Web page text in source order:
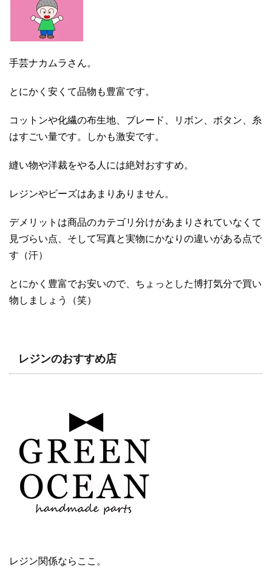
手芸ナカムラさん。
とにかく安くて品物も豊富です。
コットンや化繊の布生地、ブレード、リボン、ボタン、糸
はすごい量です。しかも激安です。
縫い物や洋裁をやる人には絶対おすすめ。
レジンやビーズはあまりありません。
デメリットは商品のカテゴリ分けがあまりされていなくて
見づらい点、そして写真と実物にかなりの違いがある点で
す（汗）
とにかく豊富でお安いので、ちょっとした博打気分で買い
物しましょう（笑）
レジンのおすすめ店
レジン関係ならここ。